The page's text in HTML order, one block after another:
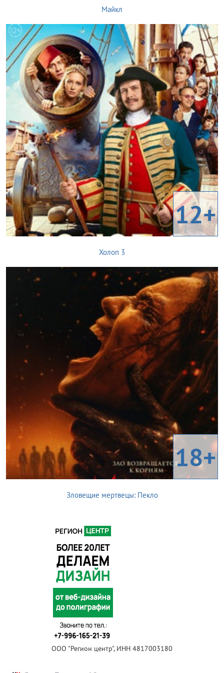
Майкл
12+
Холоп 3
18+
Зловещие мертвецы: Пекло
ООО "Регион центр", ИНН 4817003180